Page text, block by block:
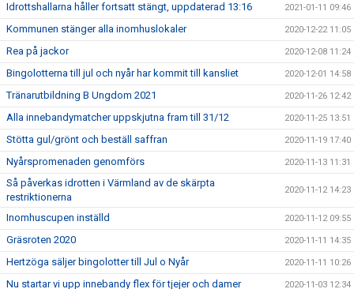
Idrottshallarna håller fortsatt stängt, uppdaterad 13:16 2021-01-11 09:46
Kommunen stänger alla inomhuslokaler 2020-12-22 11:05
Rea på jackor 2020-12-08 11:24
Bingolotterna till jul och nyår har kommit till kansliet 2020-12-01 14:58
Tränarutbildning B Ungdom 2021 2020-11-26 12:42
Alla innebandymatcher uppskjutna fram till 31/12 2020-11-25 13:51
Stötta gul/grönt och beställ saffran 2020-11-19 17:40
Nyårspromenaden genomförs 2020-11-13 11:31
Så påverkas idrotten i Värmland av de skärpta
restriktionerna
2020-11-12 14:23
Inomhuscupen inställd 2020-11-12 09:55
Gräsroten 2020 2020-11-11 14:35
Hertzöga säljer bingolotter till Jul o Nyår 2020-11-11 10:26
Nu startar vi upp innebandy flex för tjejer och damer 2020-11-03 12:34